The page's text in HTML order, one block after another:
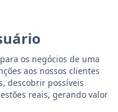
os negócios de uma
aos nossos clientes
descobrir possíveis
reais, gerando valor